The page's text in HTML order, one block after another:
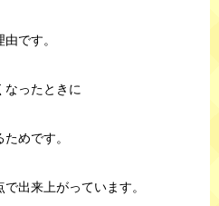
です。
なったときに
めです。
出来上がっています。